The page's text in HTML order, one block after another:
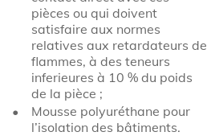
pièces ou qui doivent
satisfaire aux normes
relatives aux retardateurs de
flammes, à des teneurs
inferieures à 10 % du poids
de la pièce ;
•
Mousse polyuréthane pour
l’isolation des bâtiments.